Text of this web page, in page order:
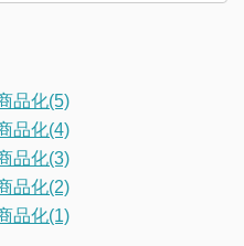
品化(5)
品化(4)
品化(3)
品化(2)
品化(1)